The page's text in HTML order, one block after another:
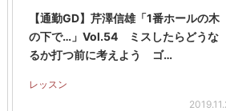
【通勤GD】芹澤信雄「1番ホールの木
の下で…」Vol.54 ミスしたらどうな
るか打つ前に考えよう ゴ…
レッスン